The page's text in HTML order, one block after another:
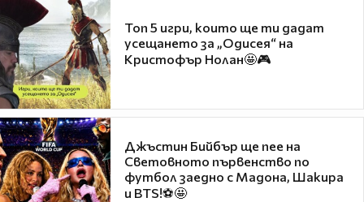
Топ 5 игри, които ще ти дадат
усещането за „Одисея“ на
Кристофър Нолан🤩🎮
Джъстин Бийбър ще пее на
Световното първенство по
футбол заедно с Мадона, Шакира
и BTS!⚽🤩